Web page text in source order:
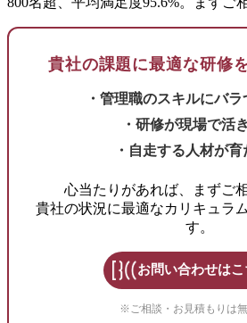
貴社の課題に最適な研修
・管理職のスキルにバ
・研修が現場で活
・自走する人材が
心当たりがあれば、まずご
貴社の状況に最適なカリキュラ
す。
お問い合わせはこ
※ご相談・お見積もりは